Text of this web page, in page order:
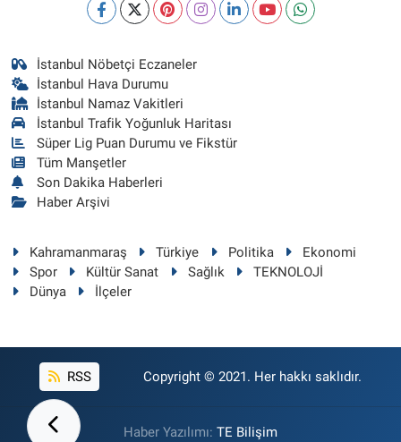
İstanbul Nöbetçi Eczaneler
İstanbul Hava Durumu
İstanbul Namaz Vakitleri
İstanbul Trafik Yoğunluk Haritası
Süper Lig Puan Durumu ve Fikstür
Tüm Manşetler
Son Dakika Haberleri
Haber Arşivi
Kahramanmaraş Türkiye Politika
Ekonomi
Spor
Kültür Sanat Sağlık
TEKNOLOJİ
Dünya
İlçeler
RSS Copyright © 2021. Her hakkı saklıdır.
Haber Yazılımı: TE Bilişim